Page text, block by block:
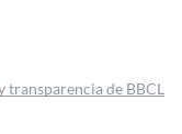
transparencia de BBCL